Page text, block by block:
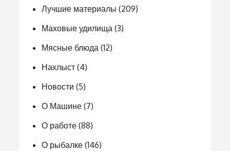
Лучшие материалы (209)
Маховые удилища (3)
Мясные блюда (12)
Нахлыст (4)
Новости (5)
О Машине (7)
О работе (88)
О рыбалке (146)